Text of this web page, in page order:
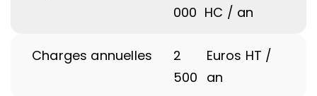
000 HC / an
Charges annuelles
2
500
Euros HT /
an